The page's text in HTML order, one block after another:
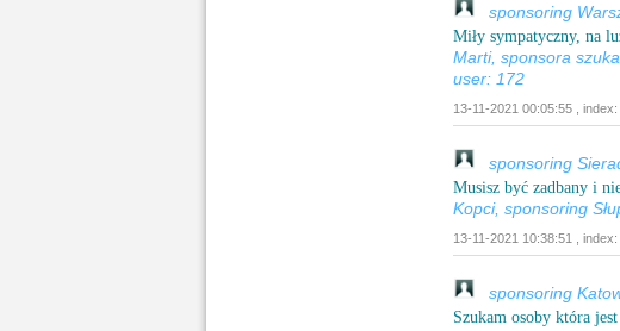
sponsoring
Miły sympatyczny, na
Marti, sponsora
user: 172
13-11-2021 00:05:55 , index:
sponsoring
Musisz być zadbany i
Kopci, sponsoring
13-11-2021 10:38:51 , index:
sponsoring
Szukam osoby która